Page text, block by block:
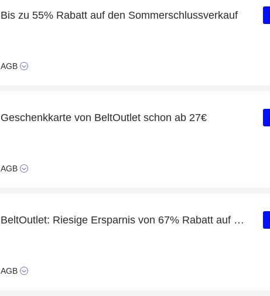
Bis zu 55% Rabatt auf den Sommerschlussverkauf
AGB
Geschenkkarte von BeltOutlet schon ab 27€
AGB
BeltOutlet: Riesige Ersparnis von 67% Rabatt auf die gesamte Seite
AGB